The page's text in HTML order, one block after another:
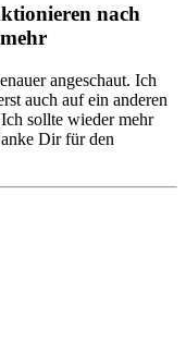
nach
angeschaut. Ich
auch auf ein anderen
sollte wieder mehr
Dir für den